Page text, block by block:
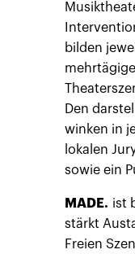
bilden
Den
winken in
lokalen
sowie ein
MADE. ist
stärkt
Freien